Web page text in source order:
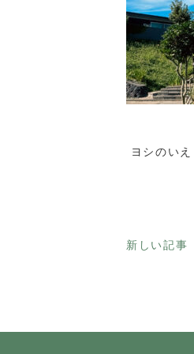
ヨシのいえ
新しい記事